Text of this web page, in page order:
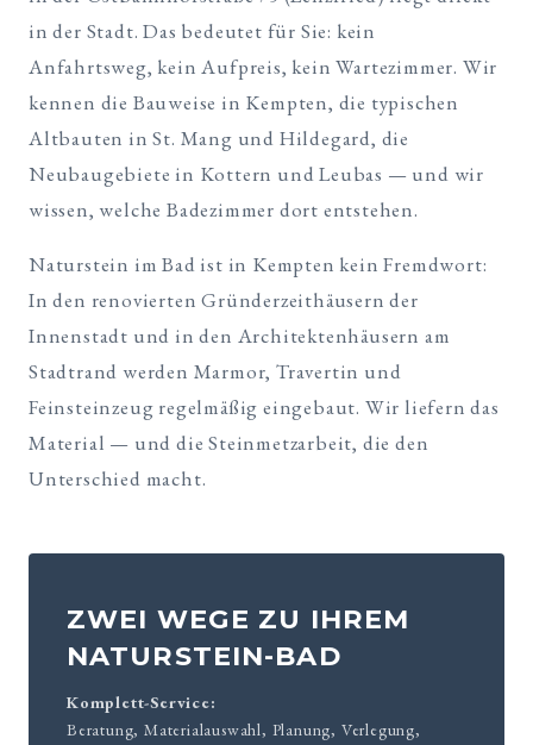
in der Stadt. Das bedeutet für Sie: kein
Anfahrtsweg, kein Aufpreis, kein Wartezimmer. Wir
kennen die Bauweise in Kempten, die typischen
Altbauten in St. Mang und Hildegard, die
Neubaugebiete in Kottern und Leubas — und wir
wissen, welche Badezimmer dort entstehen.
Naturstein im Bad ist in Kempten kein Fremdwort:
In den renovierten Gründerzeithäusern der
Innenstadt und in den Architektenhäusern am
Stadtrand werden Marmor, Travertin und
Feinsteinzeug regelmäßig eingebaut. Wir liefern das
Material — und die Steinmetzarbeit, die den
Unterschied macht.
ZWEI WEGE ZU IHREM
NATURSTEIN-BAD
Komplett-Service:
Beratung, Materialauswahl, Planung, Verlegung,